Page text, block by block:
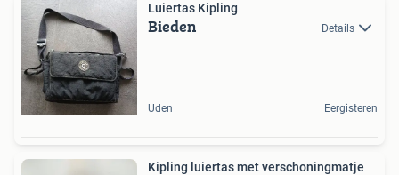
Luiertas Kipling
Bieden Details
Uden Eergisteren
Kipling luiertas met verschoningmatje